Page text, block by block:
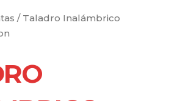
/ Taladro Inalámbrico